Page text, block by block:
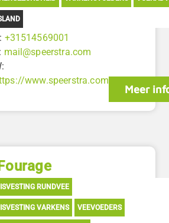
+31514569001
mail@speerstra.com
www.speerstra.com
Meer
RUNDVEE
VARKENS VEEVOEDERS